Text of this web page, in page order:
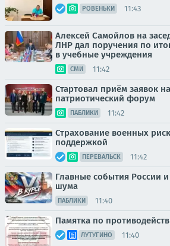
РОВЕНЬКИ 11:43
Алексей Самойлов на
ЛНР дал поручения по
в учебные учреждения
СМИ 11:42
Стартовал приём заявок
патриотический форум
ПАБЛИКИ 11:42
Страхование военных
поддержкой
ПЕРЕВАЛЬСК 11:42
Главные события России
шума
ПАБЛИКИ 11:40
Памятка по
ЛУТУГИНО 11:40